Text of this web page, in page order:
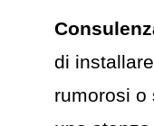
di
rumorosi o